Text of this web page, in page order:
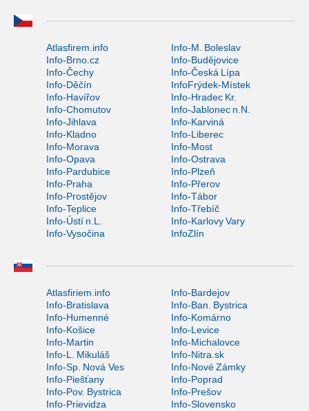
Atlasfirem.info
Info-M. Boleslav
Info-Brno.cz
Info-Budějovice
Info-Čechy
Info-Česká Lípa
Info-Děčín
InfoFrýdek-Místek
Info-Havířov
Info-Hradec Kr.
Info-Chomutov
Info-Jablonec n.N.
Info-Jihlava
Info-Karviná
Info-Kladno
Info-Liberec
Info-Morava
Info-Most
Info-Opava
Info-Ostrava
Info-Pardubice
Info-Plzeň
Info-Praha
Info-Přerov
Info-Prostějov
Info-Tábor
Info-Teplice
Info-Třebíč
Info-Ústí n.L.
Info-Karlovy Vary
Info-Vysočina
InfoZlín
Atlasfiriem.info
Info-Bardejov
Info-Bratislava
Info-Ban. Bystrica
Info-Humenné
Info-Komárno
Info-Košice
Info-Levice
Info-Martin
Info-Michalovce
Info-L. Mikuláš
Info-Nitra.sk
Info-Sp. Nová Ves
Info-Nové Zámky
Info-Piešťany
Info-Poprad
Info-Pov. Bystrica
Info-Prešov
Info-Prievidza
Info-Slovensko